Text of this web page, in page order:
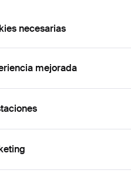
archivo que
necesarias
mejorada